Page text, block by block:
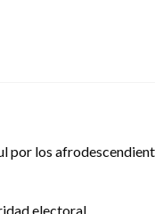
por los
electoral.